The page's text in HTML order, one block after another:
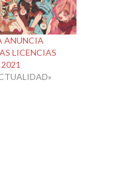
ANUNCIA
LICENCIAS